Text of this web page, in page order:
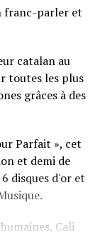
franc-parler et
catalan au
toutes les plus
grâces à des
Parfait », cet
et demi de
disques d'or et
Cali